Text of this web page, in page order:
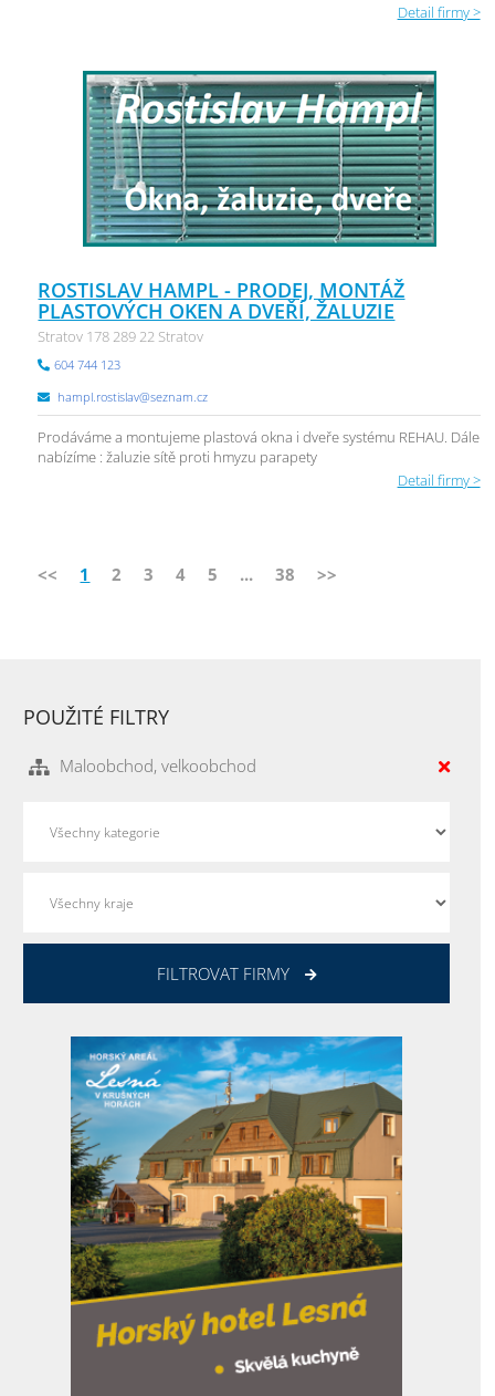
Detail firmy >
ROSTISLAV HAMPL - PRODEJ, MONTÁŽ
PLASTOVÝCH OKEN A DVEŘÍ, ŽALUZIE
Stratov 178 289 22 Stratov
604 744 123
hampl.rostislav@seznam.cz
Prodáváme a montujeme plastová okna i dveře systému REHAU. Dále
nabízíme : žaluzie sítě proti hmyzu parapety
Detail firmy >
<< 1 2 3 4 5 ... 38 >>
POUŽITÉ FILTRY
Maloobchod, velkoobchod
FILTROVAT FIRMY